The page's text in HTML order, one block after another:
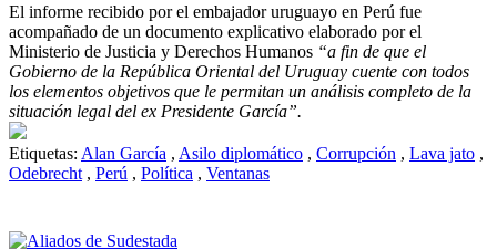
El informe recibido por el embajador uruguayo en Perú fue
acompañado de un documento explicativo elaborado por el
Ministerio de Justicia y Derechos Humanos “a fin de que el
Gobierno de la República Oriental del Uruguay cuente con todos
los elementos objetivos que le permitan un análisis completo de la
situación legal del ex Presidente García”.
Etiquetas: Alan García , Asilo diplomático , Corrupción , Lava jato ,
Odebrecht , Perú , Política , Ventanas